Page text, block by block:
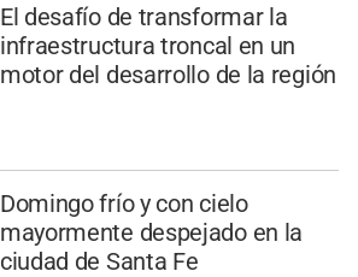
El desafío de transformar la
infraestructura troncal en un
motor del desarrollo de la región
Domingo frío y con cielo
mayormente despejado en la
ciudad de Santa Fe